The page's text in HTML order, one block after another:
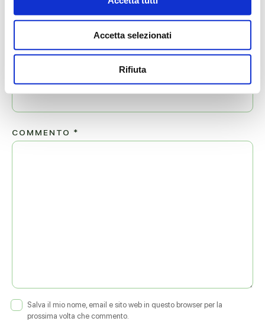
Accetta selezionati
Rifiuta
COMMENTO *
Salva il mio nome, email e sito web in questo browser per la
prossima volta che commento.